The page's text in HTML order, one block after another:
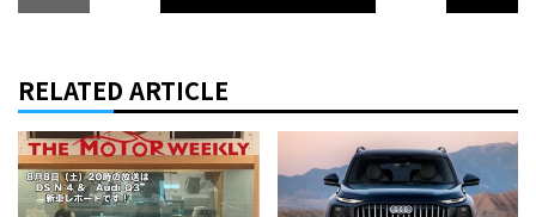
RELATED ARTICLE